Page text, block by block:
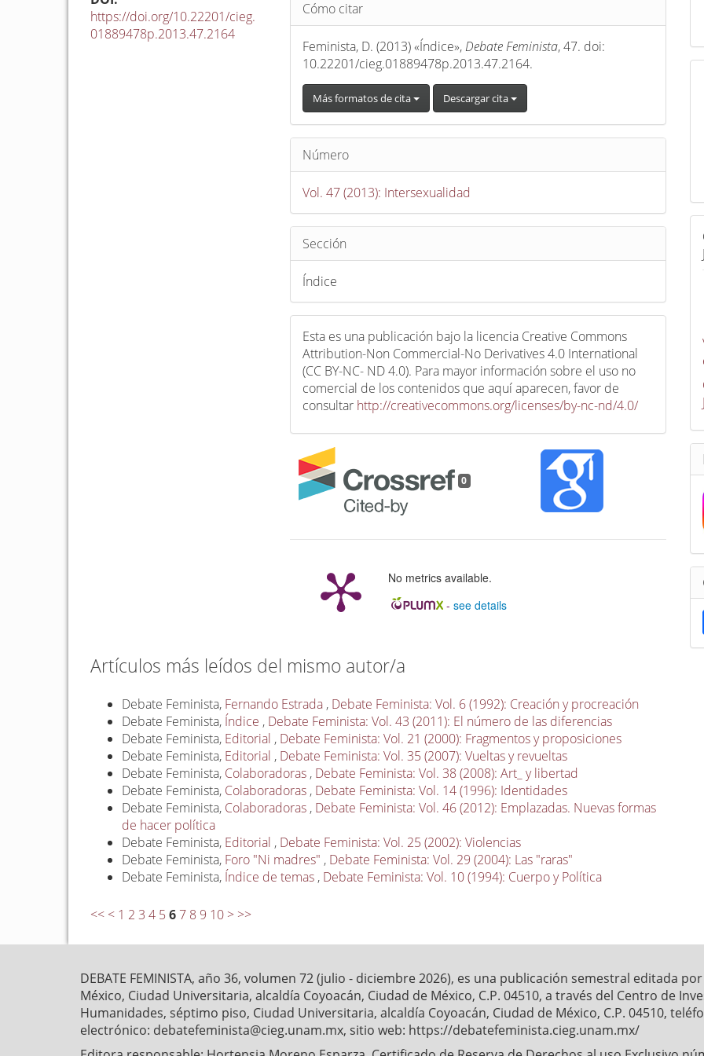
https://doi.org/10.22201/cieg.
01889478p.2013.47.2164
del
artículo
Cómo citar
Feminista, D. (2013) «Índice», Debate Feminista, 47. doi:
10.22201/cieg.01889478p.2013.47.2164.
Más formatos de cita Descargar cita
Número
Vol. 47 (2013): Intersexualidad
Sección
Índice
Esta es una publicación bajo la licencia Creative Commons
Attribution-Non Commercial-No Derivatives 4.0 International
(CC BY-NC- ND 4.0). Para mayor información sobre el uso no
comercial de los contenidos que aquí aparecen, favor de
consultar http://creativecommons.org/licenses/by-nc-nd/4.0/
0
No metrics available.
-see details
Artículos más leídos del mismo autor/a
Debate Feminista, Fernando Estrada , Debate Feminista: Vol. 6 (1992): Creación y procreación
Debate Feminista, Índice , Debate Feminista: Vol. 43 (2011): El número de las diferencias
Debate Feminista, Editorial , Debate Feminista: Vol. 21 (2000): Fragmentos y proposiciones
Debate Feminista, Editorial , Debate Feminista: Vol. 35 (2007): Vueltas y revueltas
Debate Feminista, Colaboradoras , Debate Feminista: Vol. 38 (2008): Art_ y libertad
Debate Feminista, Colaboradoras , Debate Feminista: Vol. 14 (1996): Identidades
Debate Feminista, Colaboradoras , Debate Feminista: Vol. 46 (2012): Emplazadas. Nuevas formas
de hacer política
Debate Feminista, Editorial , Debate Feminista: Vol. 25 (2002): Violencias
Debate Feminista, Foro "Ni madres" , Debate Feminista: Vol. 29 (2004): Las "raras"
Debate Feminista, Índice de temas , Debate Feminista: Vol. 10 (1994): Cuerpo y Política
<< < 1 2 3 4 5 6 7 8 9 10 > >>
t
i
DEBATE FEMINISTA, año 36, volumen 72 (julio - diciembre 2026), es una publicación semestral editada
México, Ciudad Universitaria, alcaldía Coyoacán, Ciudad de México, C.P. 04510, a través del Centro de
Humanidades, séptimo piso, Ciudad Universitaria, alcaldía Coyoacán, Ciudad de México, C.P. 04510,
electrónico: debatefeminista@cieg.unam.mx, sitio web: https://debatefeminista.cieg.unam.mx/